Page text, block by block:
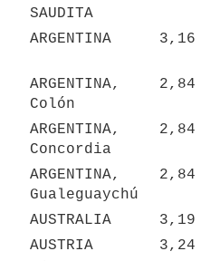
SAUDITA
ARGENTINA 3,16
ARGENTINA,
Colón
2,84
ARGENTINA,
Concordia
2,84
ARGENTINA,
Gualeguaychú
2,84
AUSTRALIA 3,19
AUSTRIA
3,24